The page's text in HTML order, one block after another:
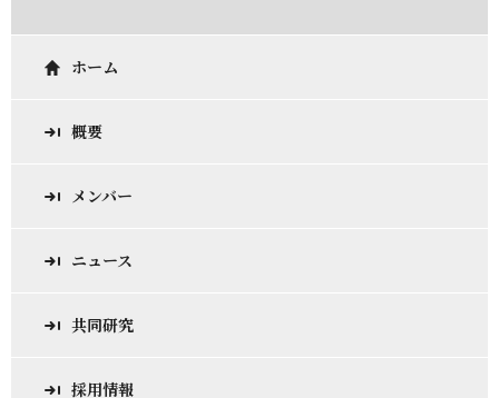
ホーム
概要
メンバー
ニュース
共同研究
採用情報